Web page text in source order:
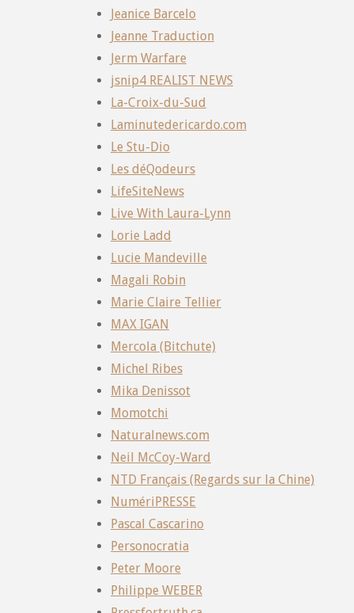
Jeanice Barcelo
Jeanne Traduction
Jerm Warfare
jsnip4 REALIST NEWS
La-Croix-du-Sud
Laminutedericardo.com
Le Stu-Dio
Les déQodeurs
LifeSiteNews
Live With Laura-Lynn
Lorie Ladd
Lucie Mandeville
Magali Robin
Marie Claire Tellier
MAX IGAN
Mercola (Bitchute)
Michel Ribes
Mika Denissot
Momotchi
Naturalnews.com
Neil McCoy-Ward
NTD Français (Regards sur la Chine)
NumériPRESSE
Pascal Cascarino
Personocratia
Peter Moore
Philippe WEBER